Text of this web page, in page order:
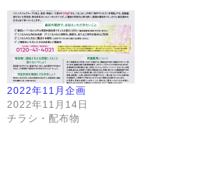
2022年11月企画
2022年11月14日
チラシ・配布物